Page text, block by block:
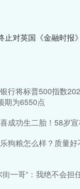
止对英国《金融时报
行将标普500指数
期为6550点
成功生二胎！58岁宣
狗粮怎么样？质量
街一哥”：我绝不会担